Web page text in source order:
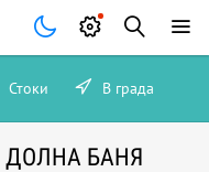
Стоки В града
ДОЛНА БАНЯ